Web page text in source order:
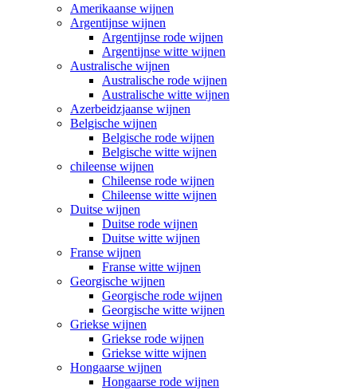
Amerikaanse wijnen
Argentijnse wijnen
Argentijnse rode wijnen
Argentijnse witte wijnen
Australische wijnen
Australische rode wijnen
Australische witte wijnen
Azerbeidzjaanse wijnen
Belgische wijnen
Belgische rode wijnen
Belgische witte wijnen
chileense wijnen
Chileense rode wijnen
Chileense witte wijnen
Duitse wijnen
Duitse rode wijnen
Duitse witte wijnen
Franse wijnen
Franse witte wijnen
Georgische wijnen
Georgische rode wijnen
Georgische witte wijnen
Griekse wijnen
Griekse rode wijnen
Griekse witte wijnen
Hongaarse wijnen
Hongaarse rode wijnen